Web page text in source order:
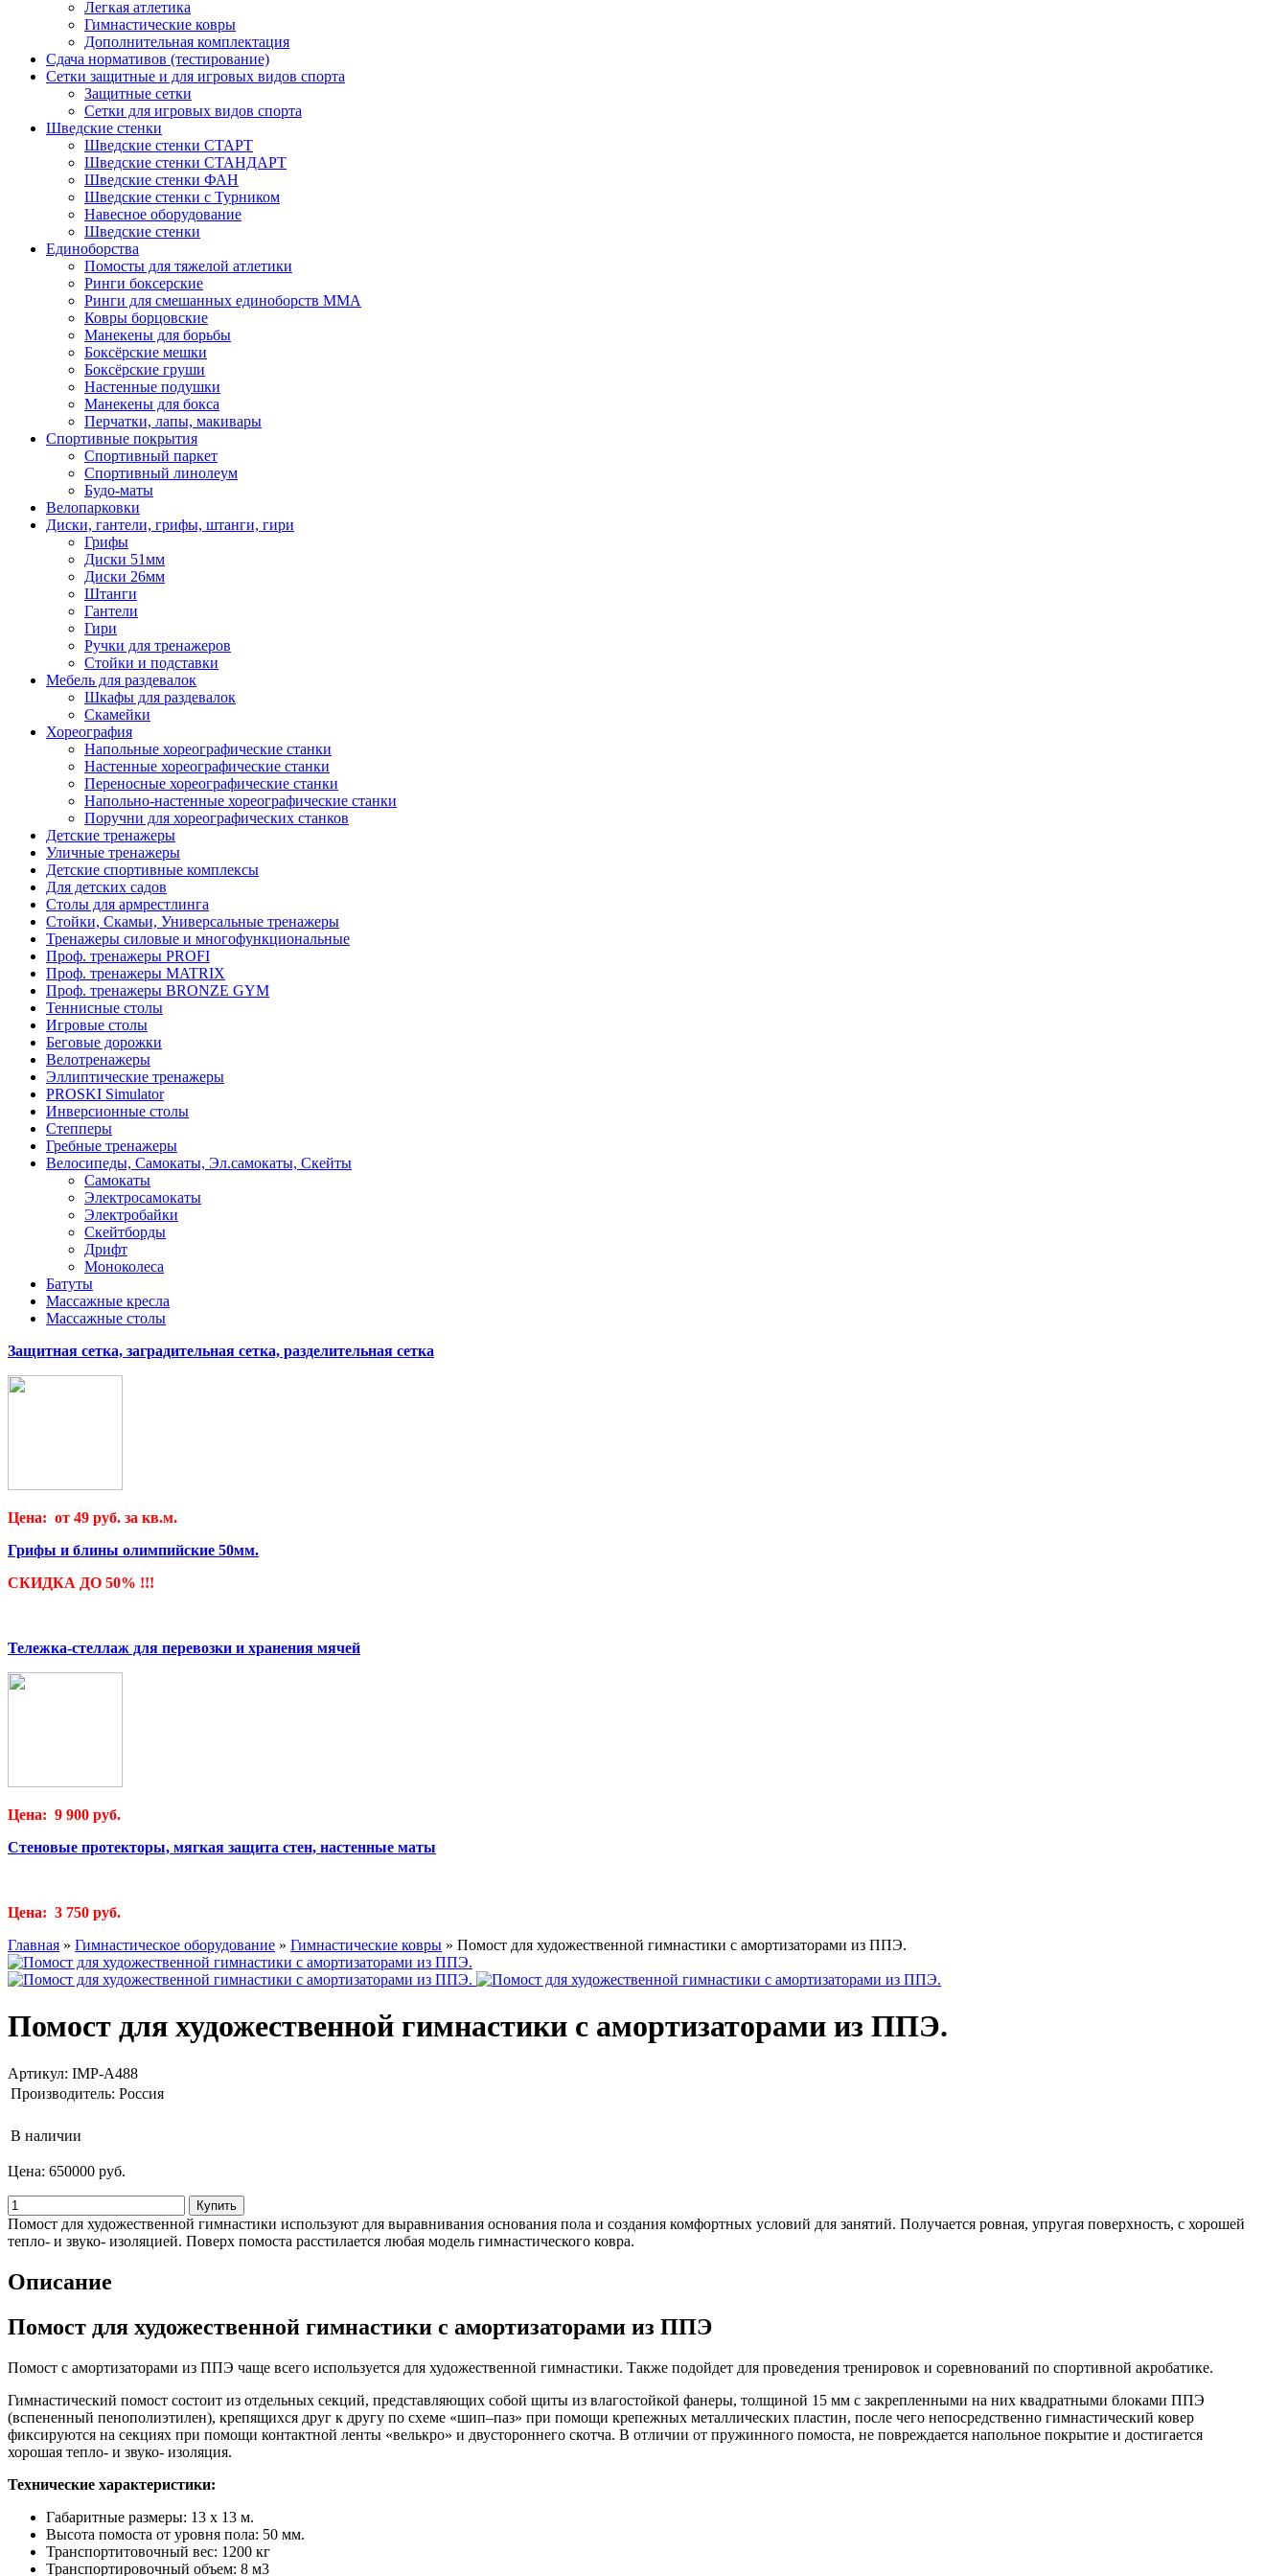
Легкая атлетика
Гимнастические ковры
Дополнительная комплектация
Сдача нормативов (тестирование)
Сетки защитные и для игровых видов спорта
Защитные сетки
Сетки для игровых видов спорта
Шведские стенки
Шведские стенки СТАРТ
Шведские стенки СТАНДАРТ
Шведские стенки ФАН
Шведские стенки с Турником
Навесное оборудование
Шведские стенки
Единоборства
Помосты для тяжелой атлетики
Ринги боксерские
Ринги для смешанных единоборств ММА
Ковры борцовские
Манекены для борьбы
Боксёрские мешки
Боксёрские груши
Настенные подушки
Манекены для бокса
Перчатки, лапы, макивары
Спортивные покрытия
Спортивный паркет
Спортивный линолеум
Будо-маты
Велопарковки
Диски, гантели, грифы, штанги, гири
Грифы
Диски 51мм
Диски 26мм
Штанги
Гантели
Гири
Ручки для тренажеров
Стойки и подставки
Мебель для раздевалок
Шкафы для раздевалок
Скамейки
Хореография
Напольные хореографические станки
Настенные хореографические станки
Переносные хореографические станки
Напольно-настенные хореографические станки
Поручни для хореографических станков
Детские тренажеры
Уличные тренажеры
Детские спортивные комплексы
Для детских садов
Столы для армрестлинга
Стойки, Скамьи, Универсальные тренажеры
Тренажеры силовые и многофункциональные
Проф. тренажеры PROFI
Проф. тренажеры MATRIX
Проф. тренажеры BRONZE GYM
Теннисные столы
Игровые столы
Беговые дорожки
Велотренажеры
Эллиптические тренажеры
PROSKI Simulator
Инверсионные столы
Степперы
Гребные тренажеры
Велосипеды, Самокаты, Эл.самокаты, Скейты
Самокаты
Электросамокаты
Электробайки
Скейтборды
Дрифт
Моноколеса
Батуты
Массажные кресла
Массажные столы
Защитная сетка, заградительная сетка, разделительная сетка
Цена: от 49 руб. за кв.м.
Грифы и блины олимпийские 50мм.
СКИДКА ДО 50% !!!
Тележка-стеллаж для перевозки и хранения мячей
Цена: 9 900 руб.
Стеновые протекторы, мягкая защита стен, настенные маты
Цена: 3 750 руб.
Главная » Гимнастическое оборудование » Гимнастические ковры » Помост для художественной гимнастики с амортизаторами из ППЭ.
Помост для художественной гимнастики с амортизаторами из ППЭ.
Артикул: IMP-A488
Производитель: Россия
В наличии
Цена: 650000 руб.
Помост для художественной гимнастики используют для выравнивания основания пола и создания комфортных условий для занятий. Получается ровная, упругая поверхность, с хорошей
тепло- и звуко- изоляцией. Поверх помоста расстилается любая модель гимнастического ковра.
Описание
Помост для художественной гимнастики с амортизаторами из ППЭ
Помост с амортизаторами из ППЭ чаще всего используется для художественной гимнастики. Также подойдет для проведения тренировок и соревнований по спортивной акробатике.
Гимнастический помост состоит из отдельных секций, представляющих собой щиты из влагостойкой фанеры, толщиной 15 мм с закрепленными на них квадратными блоками ППЭ
(вспененный пенополиэтилен), крепящихся друг к другу по схеме «шип–паз» при помощи крепежных металлических пластин, после чего непосредственно гимнастический ковер
фиксируются на секциях при помощи контактной ленты «велькро» и двустороннего скотча. В отличии от пружинного помоста, не повреждается напольное покрытие и достигается
хорошая тепло- и звуко- изоляция.
Технические характеристики:
Габаритные размеры: 13 х 13 м.
Высота помоста от уровня пола: 50 мм.
Транспортитовочный вес: 1200 кг
Транспортировочный объем: 8 м3